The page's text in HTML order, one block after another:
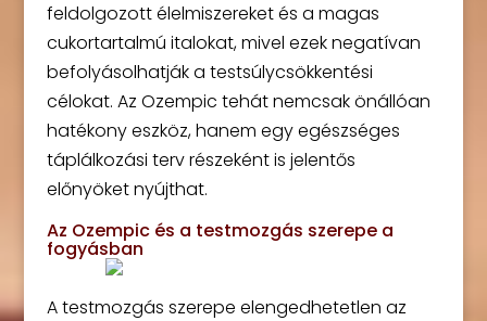
feldolgozott élelmiszereket és a magas
cukortartalmú italokat, mivel ezek negatívan
befolyásolhatják a testsúlycsökkentési
célokat. Az Ozempic tehát nemcsak önállóan
hatékony eszköz, hanem egy egészséges
táplálkozási terv részeként is jelentős
előnyöket nyújthat.
Az Ozempic és a testmozgás szerepe a
fogyásban
A testmozgás szerepe elengedhetetlen az